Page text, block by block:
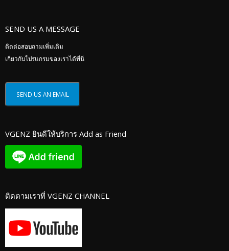
SEND US A MESSAGE
ติดต่อสอบถามเพิ่มเติม
เกี่ยวกับโปรแกรมของเราได้ที่นี่
VGENZ ยินดีให้บริการ Add as Friend
ติดตามเราที่ VGENZ CHANNEL